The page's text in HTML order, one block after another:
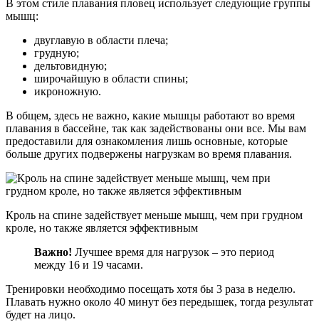
В этом стиле плавания пловец использует следующие группы
мышц:
двуглавую в области плеча;
грудную;
дельтовидную;
широчайшую в области спины;
икроножную.
В общем, здесь не важно, какие мышцы работают во время
плавания в бассейне, так как задействованы они все. Мы вам
предоставили для ознакомления лишь основные, которые
больше других подвержены нагрузкам во время плавания.
Кроль на спине задействует меньше мышц, чем при грудном
кроле, но также является эффективным
Важно! Лучшее время для нагрузок – это период
между 16 и 19 часами.
Тренировки необходимо посещать хотя бы 3 раза в неделю.
Плавать нужно около 40 минут без передышек, тогда результат
будет на лицо.